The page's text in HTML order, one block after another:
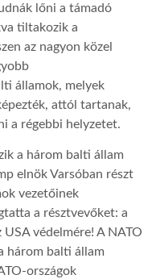
lőni a támadó
tiltakozik a
az nagyon közel
államok, melyek
attól tartanak,
a régebbi helyzetet.
a három balti állam
elnök Varsóban részt
vezetőinek
a résztvevőket: a
védelmére! A NATO
három balti állam
országok